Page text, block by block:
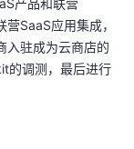
产品和联营
SaaS应用集成，
入驻成为云商店的
的调测，最后进行